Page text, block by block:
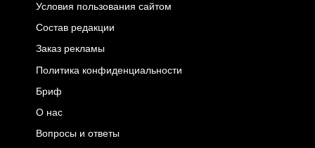
Условия пользования сайтом
Состав редакции
Заказ рекламы
Политика конфиденциальности
Бриф
О нас
Вопросы и ответы